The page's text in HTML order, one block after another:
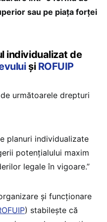
sau pe piața forței
individualizat de
și ROFUIP
următoarele drepturi
planuri individualizate
potențialului maxim
legale în vigoare.”
și funcționare
) stabilește că